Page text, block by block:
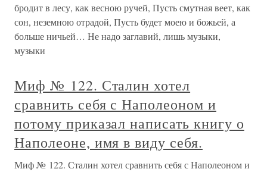
бродит в лесу, как весною ручей, Пусть смутная веет, как
сон, неземною отрадой, Пусть будет моею и божьей, а
больше ничьей… Не надо заглавий, лишь музыки,
музыки
Миф № 122. Сталин хотел
сравнить себя с Наполеоном и
потому приказал написать книгу о
Наполеоне, имя в виду себя.
Миф № 122. Сталин хотел сравнить себя с Наполеоном и